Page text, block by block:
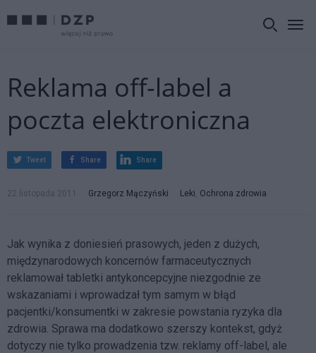
Reklama off-label a
poczta elektroniczna
Tweet Share Share
22 listopada 2011 Grzegorz Mączyński Leki, Ochrona zdrowia
Jak wynika z doniesień prasowych, jeden z dużych,
międzynarodowych koncernów farmaceutycznych
reklamował tabletki antykoncepcyjne niezgodnie ze
wskazaniami i wprowadzał tym samym w błąd
pacjentki/konsumentki w zakresie powstania ryzyka dla
zdrowia. Sprawa ma dodatkowo szerszy kontekst, gdyż
dotyczy nie tylko prowadzenia tzw. reklamy off-label, ale